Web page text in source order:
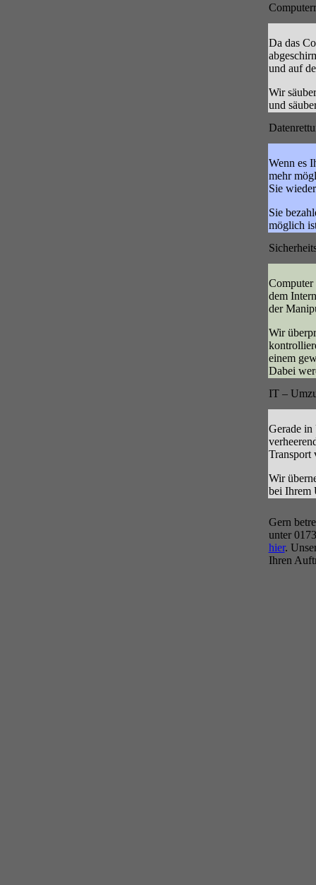
Da das
und auf
Wir
und
Wenn es
mehr
Sie
Sie
möglich
Computer
dem
der
Wir
einem
Dabei
IT –
Gerade in
Transport
Wir
bei Ihrem
Gern
unter
hier.
Ihren